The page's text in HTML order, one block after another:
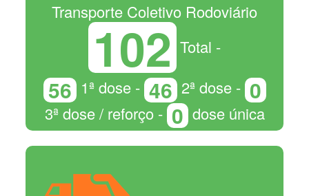
Transporte Coletivo Rodoviário
102 Total -
56 1ª dose - 46 2ª dose - 0
3ª dose / reforço - 0 dose única